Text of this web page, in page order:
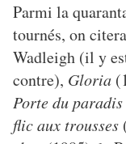
Parmi la
tournés, on citera
Wadleigh (il y
contre), Gloria
Porte du paradis
flic aux trousses